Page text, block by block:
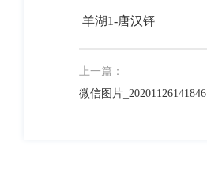
羊湖1-唐汉铎
上一篇：
微信图片_20201126141846